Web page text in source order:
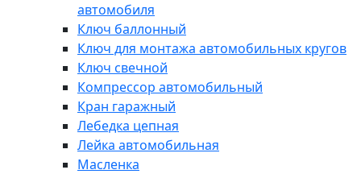
автомобиля
Ключ баллонный
Ключ для монтажа автомобильных кругов
Ключ свечной
Компрессор автомобильный
Кран гаражный
Лебедка цепная
Лейка автомобильная
Масленка